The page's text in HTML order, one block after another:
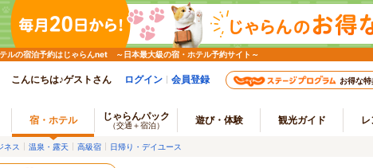
ルの宿泊予約はじゃらんnet ～日本最大級の宿・ホテル予約サイト～
こんにちは♪ゲストさん ログイン 会員登録 お得な
宿・ホテル じゃらんパック
（交通＋宿泊） 遊び・体験 観光ガイド レ
ネス 温泉・露天 高級宿 日帰り・デイユース